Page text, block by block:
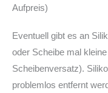
Aufpreis)
Eventuell gibt es an
oder Scheibe mal
Scheibenversatz).
problemlos entfernt